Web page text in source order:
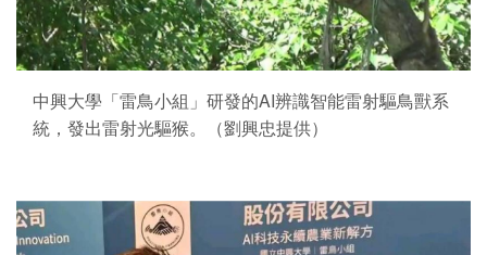
中興大學「雷鳥小組」研發的AI辨識智能雷射驅鳥獸系
統，發出雷射光驅猴。（劉興忠提供）